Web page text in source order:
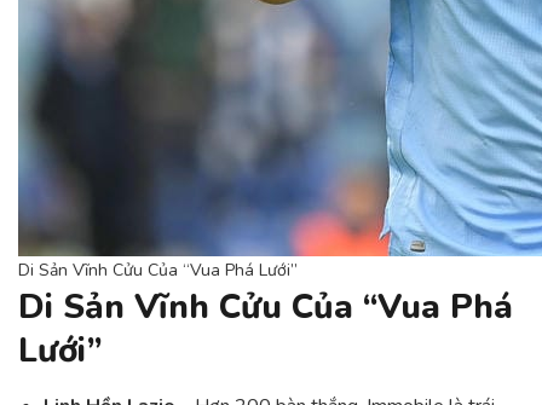
Di Sản Vĩnh Cửu Của “Vua Phá Lưới”
Di Sản Vĩnh Cửu Của “Vua Phá
Lưới”